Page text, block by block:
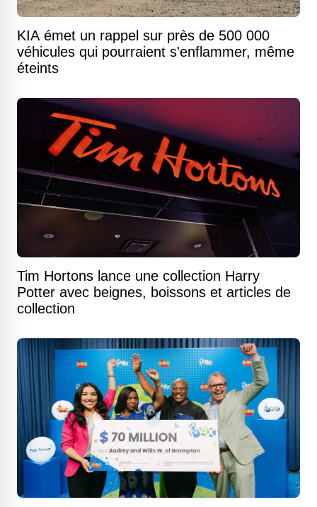
KIA émet un rappel sur près de 500 000
véhicules qui pourraient s'enflammer, même
éteints
Tim Hortons lance une collection Harry
Potter avec beignes, boissons et articles de
collection